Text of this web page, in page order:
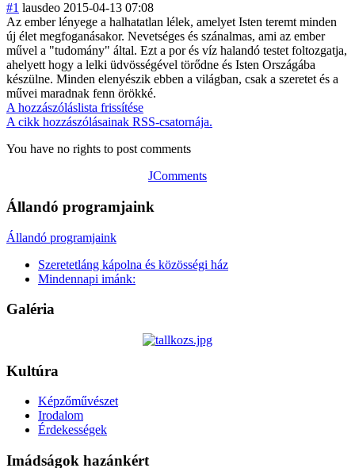
#1 lausdeo 2015-04-13 07:08
Az ember lényege a halhatatlan lélek, amelyet Isten teremt minden
új élet megfoganásakor. Nevetséges és szánalmas, ami az ember
művel a "tudomány" által. Ezt a por és víz halandó testet foltozgatja,
ahelyett hogy a lelki üdvösségével törődne és Isten Országába
készülne. Minden elenyészik ebben a világban, csak a szeretet és a
művei maradnak fenn örökké.
A hozzászóláslista frissítése
A cikk hozzászólásainak RSS-csatornája.
You have no rights to post comments
JComments
Állandó programjaink
Állandó programjaink
Szeretetláng kápolna és közösségi ház
Mindennapi imánk:
Galéria
Kultúra
Képzőművészet
Irodalom
Érdekességek
Imádságok hazánkért